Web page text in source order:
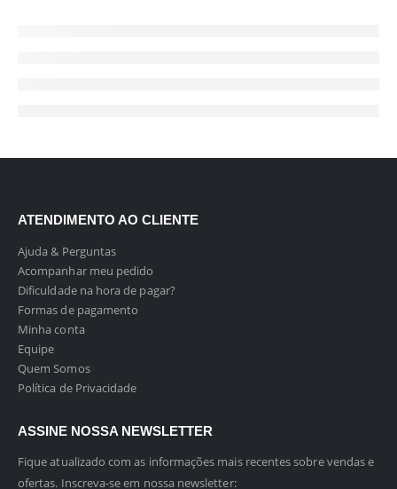
ATENDIMENTO AO CLIENTE
Ajuda & Perguntas
Acompanhar meu pedido
Dificuldade na hora de pagar?
Formas de pagamento
Minha conta
Equipe
Quem Somos
Política de Privacidade
ASSINE NOSSA NEWSLETTER
Fique atualizado com as informações mais recentes sobre vendas e
ofertas. Inscreva-se em nossa newsletter: